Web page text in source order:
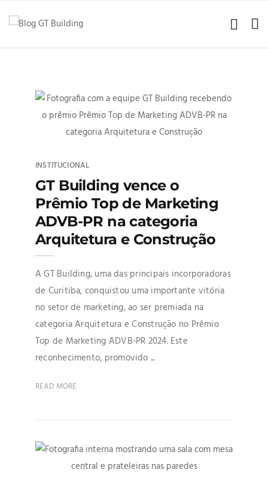
INSTITUCIONAL
GT Building vence o
Prêmio Top de Marketing
ADVB-PR na categoria
Arquitetura e Construção
A GT Building, uma das principais incorporadoras
de Curitiba, conquistou uma importante vitória
no setor de marketing, ao ser premiada na
categoria Arquitetura e Construção no Prêmio
Top de Marketing ADVB-PR 2024. Este
reconhecimento, promovido ...
READ MORE